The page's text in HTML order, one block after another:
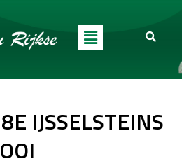
IJSSELSTEINS